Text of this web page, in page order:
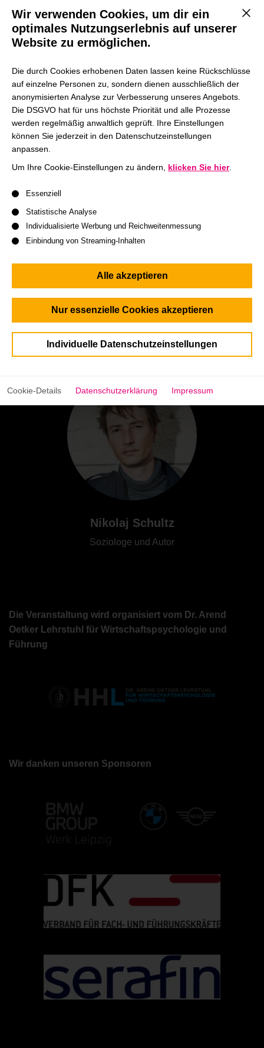
Moderation:Prof. Dr. Timo Meynhardt, Inhaber des Dr.
Arend Oetker Lehrstuhls für Wirtschaftspsychologie und
Führung an der HHL
Die Veranstaltung findet auf Englisch statt.
Wir freuen uns auf
Luisa Neubauer
Vertreterin der dt. Klimabewegung und Autorin
Nikolaj Schultz
Soziologe und Autor
Die Veranstaltung wird organisiert vom Dr. Arend
Oetker Lehrstuhl für Wirtschaftspsychologie und
Führung
Wir danken unseren Sponsoren
Mit
Wir verwenden Cookies, um dir ein
optimales Nutzungserlebnis auf unserer
Website zu ermöglichen.
Die durch Cookies erhobenen Daten lassen keine Rückschlüsse
auf einzelne Personen zu, sondern dienen ausschließlich der
anonymisierten Analyse zur Verbesserung unseres Angebots.
Die DSGVO hat für uns höchste Priorität und alle Prozesse
werden regelmäßig anwaltlich geprüft. Ihre Einstellungen
können Sie jederzeit in den Datenschutzeinstellungen
anpassen.
Um Ihre Cookie-Einstellungen zu ändern, klicken Sie hier.
Essenziell
Statistische Analyse
Individualisierte Werbung und Reichweitenmessung
Einbindung von Streaming-Inhalten
Alle akzeptieren
Nur essenzielle Cookies akzeptieren
Individuelle Datenschutzeinstellungen
Cookie-Details Datenschutzerklärung Impressum